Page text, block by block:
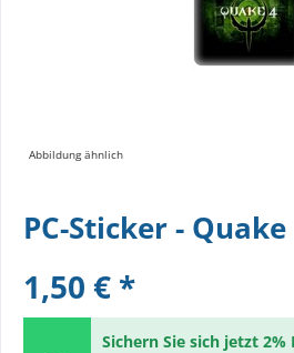
Abbildung ähnlich
PC-Sticker - Quake
1,50 € *
Sichern Sie sich jetzt 2%